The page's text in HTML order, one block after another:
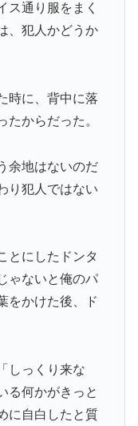
ス通り服をまく
、犯人かどうか
時に、背中に落
たからだった。
余地はないのだ
り犯人ではない
とにしたドンタ
ゃないと俺のパ
をかけた後、ド
しっくり来な
る何かがきっと
に自白したと質